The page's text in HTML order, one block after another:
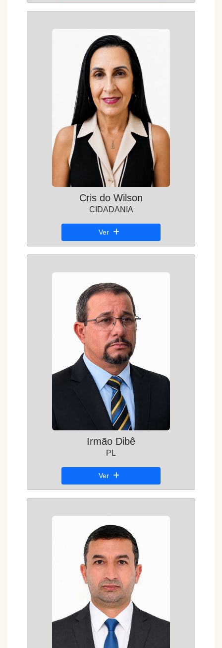
Cris do Wilson
CIDADANIA
Ver
Irmão Dibê
PL
Ver